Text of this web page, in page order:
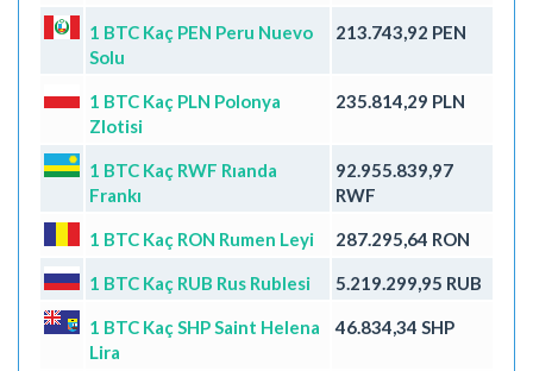
1 BTC Kaç PEN Peru Nuevo
Solu
213.743,92 PEN
1 BTC Kaç PLN Polonya
Zlotisi
235.814,29 PLN
1 BTC Kaç RWF Rıanda
Frankı
92.955.839,97
RWF
1 BTC Kaç RON Rumen Leyi 287.295,64 RON
1 BTC Kaç RUB Rus Rublesi 5.219.299,95 RUB
1 BTC Kaç SHP Saint Helena
Lira
46.834,34 SHP